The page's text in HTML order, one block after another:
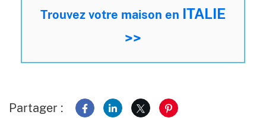
Trouvez votre maison en ITALIE
>>
Partager : Partager sur Facebook
Partager sur LinkedIn
Partager sur XPartager sur Pinterest